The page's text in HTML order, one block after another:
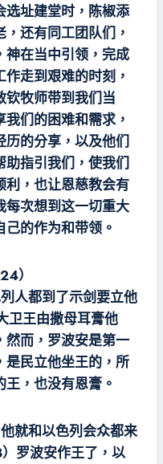
选址建堂时，陈椒添
还有同工团队们，
神在当中引领，完成
走到艰难的时刻，
钦牧师带到我们当
们的困难和需求，
的分享，以及他们
指引我们，使我们
利，也让恩慈教会有
每次想到这一切重大
的作为和带领。
）
人都到了示剑要立他
卫王由撒母耳膏他
然而，罗波安是第一
是民立他坐王的，所
，也没有恩膏。
就和以色列会众都来
罗波安作王了，以